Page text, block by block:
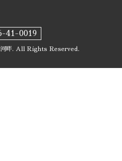
41-0019
畔. All Rights Reserved.